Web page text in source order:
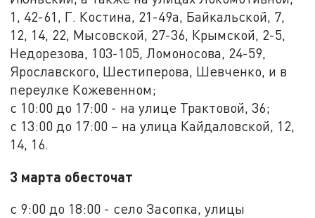
1, 42-61, Г. Костина, 21-49а, Байкальской, 7,
12, 14, 22, Мысовской, 27-36, Крымской, 2-5,
Недорезова, 103-105, Ломоносова, 24-59,
Ярославского, Шестиперова, Шевченко, и в
переулке Кожевенном;
с 10:00 до 17:00 - на улице Трактовой, 36;
с 13:00 до 17:00 – на улица Кайдаловской, 12,
14, 16.
3 марта обесточат
с 9:00 до 18:00 - село Засопка, улицы